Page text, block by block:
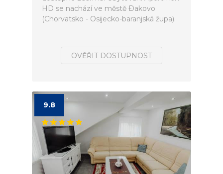
HD se nachází ve městě Ðakovo
(Chorvatsko - Osijecko-baranjská župa).
OVĚŘIT DOSTUPNOST
9.8